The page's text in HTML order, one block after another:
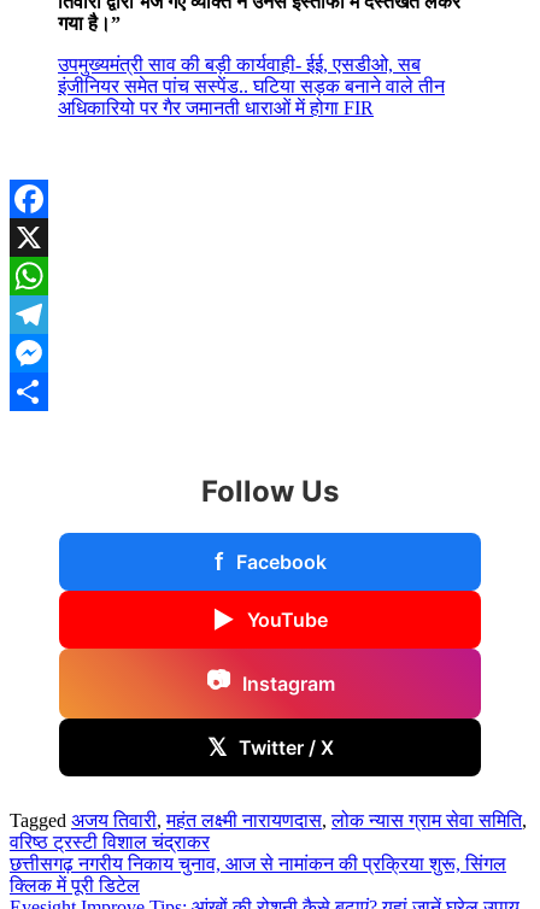
गया है।”
उपमुख्यमंत्री साव की बड़ी कार्यवाही- ईई, एसडीओ, सब
इंजीनियर समेत पांच सस्पेंड.. घटिया सड़क बनाने वाले तीन
अधिकारियो पर गैर जमानती धाराओं में होगा FIR
Facebook
X
WhatsApp
Telegram
Messenger
Follow Us
f Facebook
▶ YouTube
📷 Instagram
𝕏 Twitter / X
Tagged अजय तिवारी,महंत लक्ष्मी नारायणदास,लोक न्यास ग्राम सेवा समिति,
वरिष्ठ ट्रस्टी विशाल चंद्राकर
Post
navigation
छत्तीसगढ़ नगरीय निकाय चुनाव, आज से नामांकन की प्रक्रिया शुरू, सिंगल
क्लिक में पूरी डिटेल